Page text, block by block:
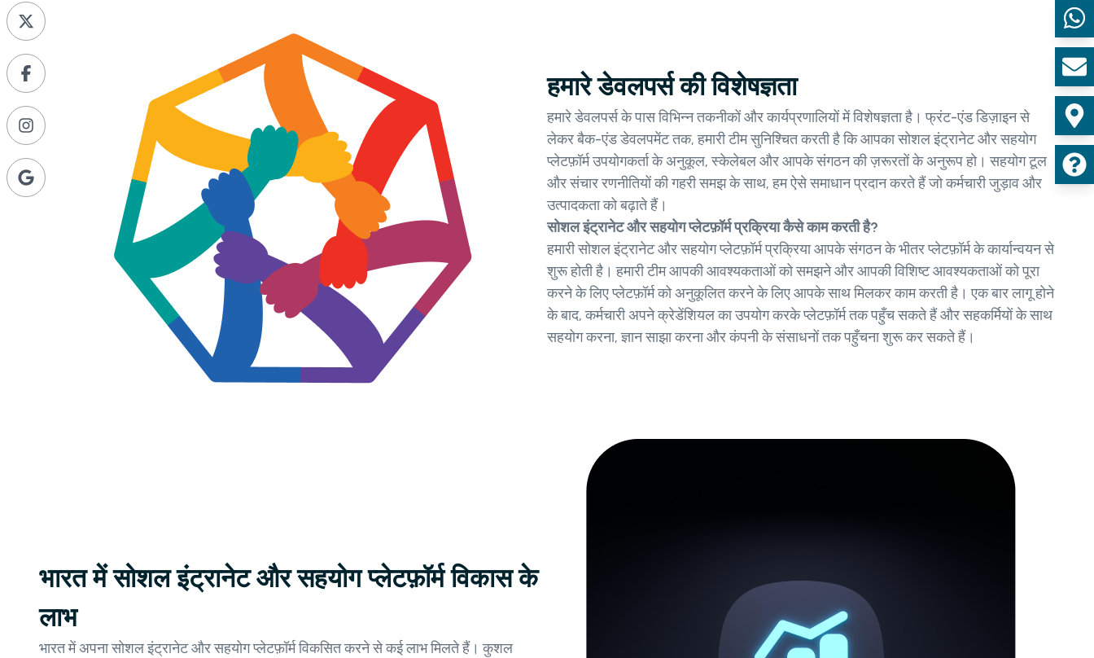
हमारे डेवलपर्स की विशेषज्ञता
हमारे डेवलपर्स के पास विभिन्न तकनीकों और कार्यप्रणालियों में विशेषज्ञता है। फ्रंट-एंड डिज़ाइन से
लेकर बैक-एंड डेवलपमेंट तक, हमारी टीम सुनिश्चित करती है कि आपका सोशल इंट्रानेट और सहयोग
प्लेटफ़ॉर्म उपयोगकर्ता के अनुकूल, स्केलेबल और आपके संगठन की ज़रूरतों के अनुरूप हो। सहयोग टूल
और संचार रणनीतियों की गहरी समझ के साथ, हम ऐसे समाधान प्रदान करते हैं जो कर्मचारी जुड़ाव और
उत्पादकता को बढ़ाते हैं।
सोशल इंट्रानेट और सहयोग प्लेटफ़ॉर्म प्रक्रिया कैसे काम करती है?
हमारी सोशल इंट्रानेट और सहयोग प्लेटफ़ॉर्म प्रक्रिया आपके संगठन के भीतर प्लेटफ़ॉर्म के कार्यान्वयन से
शुरू होती है। हमारी टीम आपकी आवश्यकताओं को समझने और आपकी विशिष्ट आवश्यकताओं को पूरा
करने के लिए प्लेटफ़ॉर्म को अनुकूलित करने के लिए आपके साथ मिलकर काम करती है। एक बार लागू होने
के बाद, कर्मचारी अपने क्रेडेंशियल का उपयोग करके प्लेटफ़ॉर्म तक पहुँच सकते हैं और सहकर्मियों के साथ
सहयोग करना, ज्ञान साझा करना और कंपनी के संसाधनों तक पहुँचना शुरू कर सकते हैं।
भारत में सोशल इंट्रानेट और सहयोग प्लेटफ़ॉर्म विकास के
लाभ
भारत में अपना सोशल इंट्रानेट और सहयोग प्लेटफ़ॉर्म विकसित करने से कई लाभ मिलते हैं। कुशल